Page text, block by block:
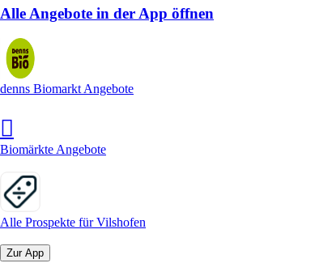
Alle Angebote in der App öffnen
denns Biomarkt Angebote
Biomärkte Angebote
Alle Prospekte für Vilshofen
Zur App